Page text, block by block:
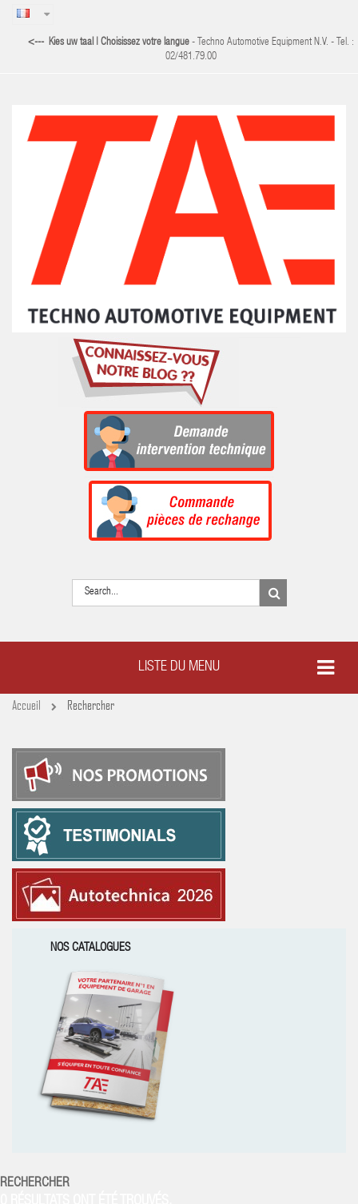
<--- Kies uw taal | Choisissez votre langue - Techno Automotive Equipment N.V. - Tel. :
02/481.79.00
LISTE DU MENU
Accueil Rechercher
NOS CATALOGUES
RECHERCHER